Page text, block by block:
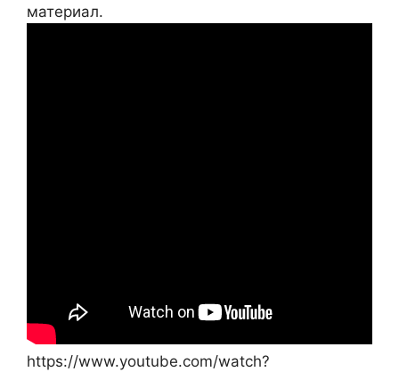
материал.
https://www.youtube.com/watch?